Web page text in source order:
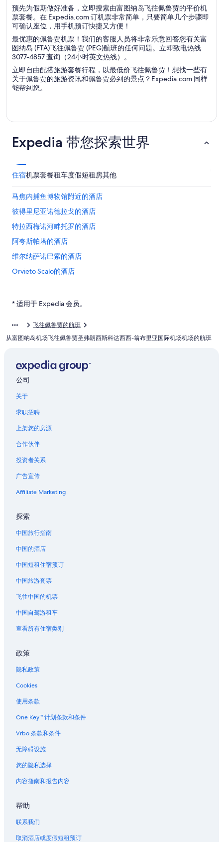
预先为假期做好准备，立即搜索由富图纳岛飞往佩鲁贾的平价机
票套餐。在 Expedia.com 订机票非常简单，只要简单几个步骤即
可确认座位，用手机预订快捷又方便！
最优惠的佩鲁贾机票！我们的客服人员将非常乐意回答您有关富
图纳岛 (FTA)飞往佩鲁贾 (PEG)航班的任何问题。立即致电热线
3077-4857 查询（24小时英文热线）。
立即自由配搭旅游套餐行程，以最低价飞往佩鲁贾！想找一些有
关于佩鲁贾的旅游资讯和佩鲁贾必到的景点？Expedia.com 同样
能帮到您。
Expedia 带您探索世界
住宿机票套餐租车度假短租房其他
马焦内捕鱼博物馆附近的酒店
彼得里尼亚诺德拉戈的酒店
特拉西梅诺河畔托罗的酒店
阿夸斯帕塔的酒店
维尔纳萨诺巴索的酒店
Orvieto Scalo的酒店
马萨马尔塔纳的酒店
瓜尔多塔迪诺的酒店
位于奥维多的豪华酒店
斯佩洛的酒店
位于阿西尼的设有 SPA 水疗的度假村酒店
阿西尼的酒店
特拉西梅诺湖附近的酒店
* 适用于 Expedia 会员。
飞往佩鲁贾的航班
从富图纳岛机场飞往佩鲁贾圣弗朗西斯科达西西-翁布里亚国际机场机场的航班
公司
关于
求职招聘
上架您的房源
合作伙伴
投资者关系
广告宣传
Affiliate Marketing
探索
中国旅行指南
中国的酒店
中国短租住宿预订
中国旅游套票
飞往中国的机票
中国自驾游租车
查看所有住宿类别
政策
隐私政策
Cookies
使用条款
One Key™ 计划条款和条件
Vrbo 条款和条件
无障碍设施
您的隐私选择
内容指南和报告内容
帮助
联系我们
取消酒店或度假短租预订